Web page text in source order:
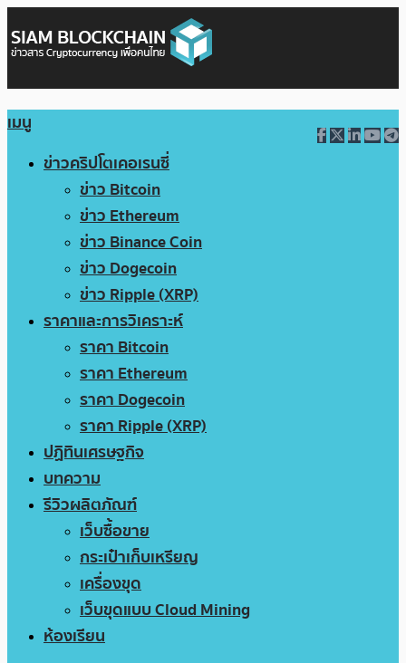
เมนู
ข่าวคริปโตเคอเรนซี่
ข่าว Bitcoin
ข่าว Ethereum
ข่าว Binance Coin
ข่าว Dogecoin
ข่าว Ripple (XRP)
ราคาและการวิเคราะห์
ราคา Bitcoin
ราคา Ethereum
ราคา Dogecoin
ราคา Ripple (XRP)
ปฏิทินเศรษฐกิจ
บทความ
รีวิวผลิตภัณฑ์
เว็บซื้อขาย
กระเป๋าเก็บเหรียญ
เครื่องขุด
เว็บขุดแบบ Cloud Mining
ห้องเรียน